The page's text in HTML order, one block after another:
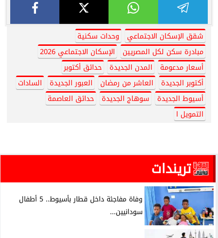
شقق الإسكان الاجتماعي
وحدات سكنية
مبادرة سكن لكل المصريين
الإسكان الاجتماعي 2026
أسعار مدعومة
المدن الجديدة
حدائق أكتوبر
أكتوبر الجديدة
العاشر من رمضان العبور الجديدة
السادات
أسيوط الجديدة
سوهاج الجديدة
حدائق العاصمة
التمويل ا
تريندات
وفاة مفاجئة داخل قطار بأسيوط.. 5 أطفال
سودانيين...